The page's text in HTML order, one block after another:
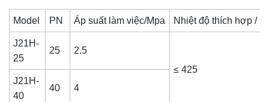
Model PN Áp suất làm việc/Mpa Nhiệt độ thích hợp / ℃
J21H-
25
25
2.5
≤ 425
J21H-
40
40 4